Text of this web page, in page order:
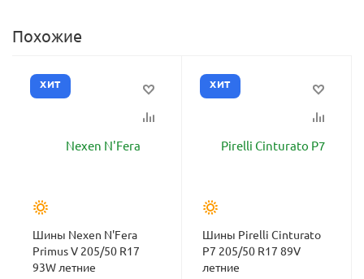
Похожие
ХИТ
Шины Nexen N'Fera
Primus V 205/50 R17
93W летние
ХИТ
Шины Pirelli Cinturato
P7 205/50 R17 89V
летние